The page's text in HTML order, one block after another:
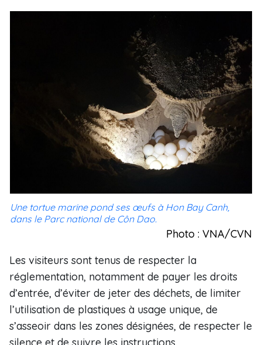
Une tortue marine pond ses œufs à Hon Bay Canh,
dans le Parc national de Côn Dao.
Photo : VNA/CVN
Les visiteurs sont tenus de respecter la
réglementation, notamment de payer les droits
d’entrée, d’éviter de jeter des déchets, de limiter
l’utilisation de plastiques à usage unique, de
s’asseoir dans les zones désignées, de respecter le